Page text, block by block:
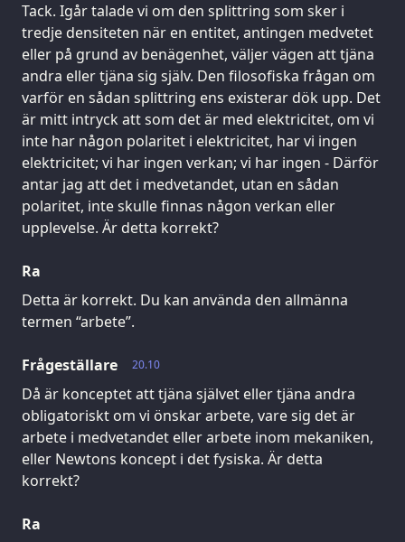
Tack. Igår talade vi om den splittring som sker i
tredje densiteten när en entitet, antingen medvetet
eller på grund av benägenhet, väljer vägen att tjäna
andra eller tjäna sig själv. Den filosofiska frågan om
varför en sådan splittring ens existerar dök upp. Det
är mitt intryck att som det är med elektricitet, om vi
inte har någon polaritet i elektricitet, har vi ingen
elektricitet; vi har ingen verkan; vi har ingen - Därför
antar jag att det i medvetandet, utan en sådan
polaritet, inte skulle finnas någon verkan eller
upplevelse. Är detta korrekt?
Ra
Detta är korrekt. Du kan använda den allmänna
termen “arbete”.
20.10
Frågeställare
Då är konceptet att tjäna självet eller tjäna andra
obligatoriskt om vi önskar arbete, vare sig det är
arbete i medvetandet eller arbete inom mekaniken,
eller Newtons koncept i det fysiska. Är detta
korrekt?
Ra